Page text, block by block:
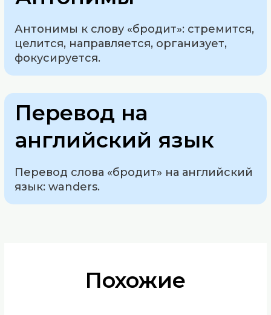
Антонимы к слову «бродит»: стремится,
целится, направляется, организует,
фокусируется.
Перевод на
английский язык
Перевод слова «бродит» на английский
язык: wanders.
Похожие